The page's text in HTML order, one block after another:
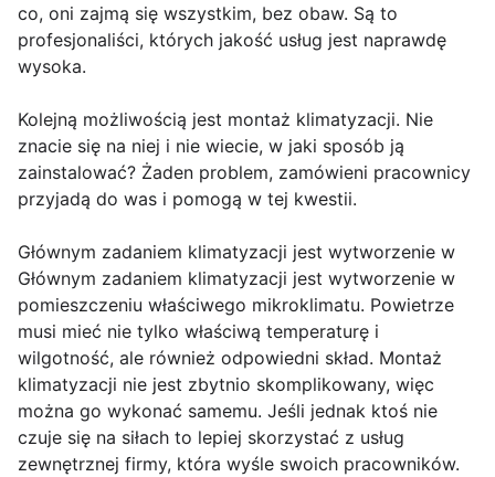
co, oni zajmą się wszystkim, bez obaw. Są to
profesjonaliści, których jakość usług jest naprawdę
wysoka.
Kolejną możliwością jest montaż klimatyzacji. Nie
znacie się na niej i nie wiecie, w jaki sposób ją
zainstalować? Żaden problem, zamówieni pracownicy
przyjadą do was i pomogą w tej kwestii.
Głównym zadaniem klimatyzacji jest wytworzenie w
Głównym zadaniem klimatyzacji jest wytworzenie w
pomieszczeniu właściwego mikroklimatu. Powietrze
musi mieć nie tylko właściwą temperaturę i
wilgotność, ale również odpowiedni skład. Montaż
klimatyzacji nie jest zbytnio skomplikowany, więc
można go wykonać samemu. Jeśli jednak ktoś nie
czuje się na siłach to lepiej skorzystać z usług
zewnętrznej firmy, która wyśle swoich pracowników.